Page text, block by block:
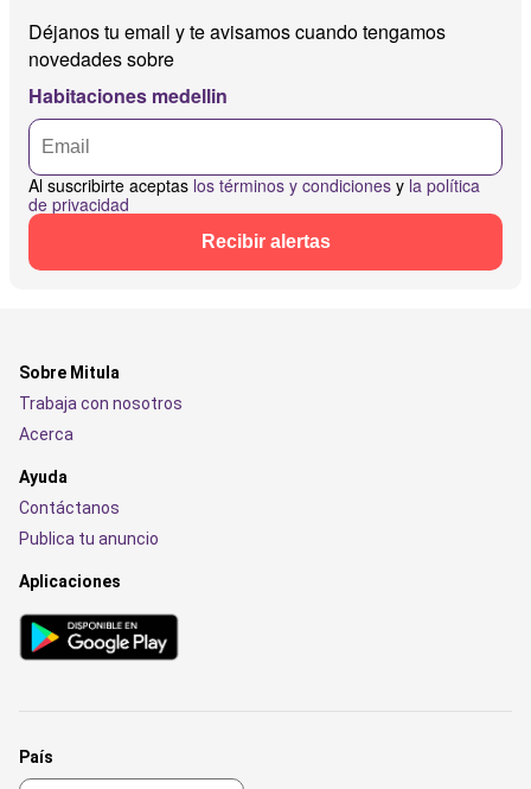
Déjanos tu email y te avisamos cuando tengamos
novedades sobre
Habitaciones medellin
Al suscribirte aceptas los términos y condiciones y la política
de privacidad
Recibir alertas
Sobre Mitula
Trabaja con nosotros
Acerca
Ayuda
Contáctanos
Publica tu anuncio
Aplicaciones
País